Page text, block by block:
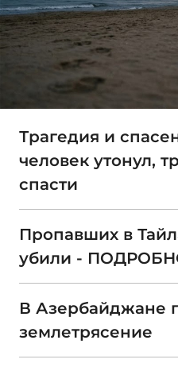
Трагедия и
человек утонул,
спасти
Пропавших в
убили -
В Азербайджане
землетрясение